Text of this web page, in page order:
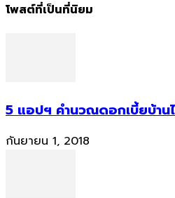
โพสต์ที่เป็นที่นิยม
5 แอปฯ คำนวณดอกเบี้ยบ้าน
กันยายน 1, 2018